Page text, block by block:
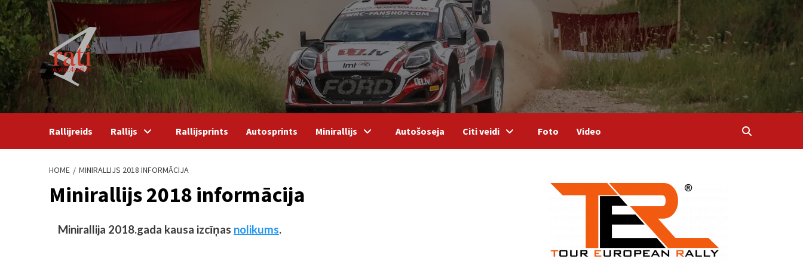
Skip
to
content
Rallijreids Rallijs Rallijsprints Autosprints Minirallijs Autošoseja Citi veidi Foto Video
HOME MINIRALLIJS 2018 INFORMĀCIJA
Minirallijs 2018 informācija
Minirallija 2018.gada kausa izcīņas nolikums.